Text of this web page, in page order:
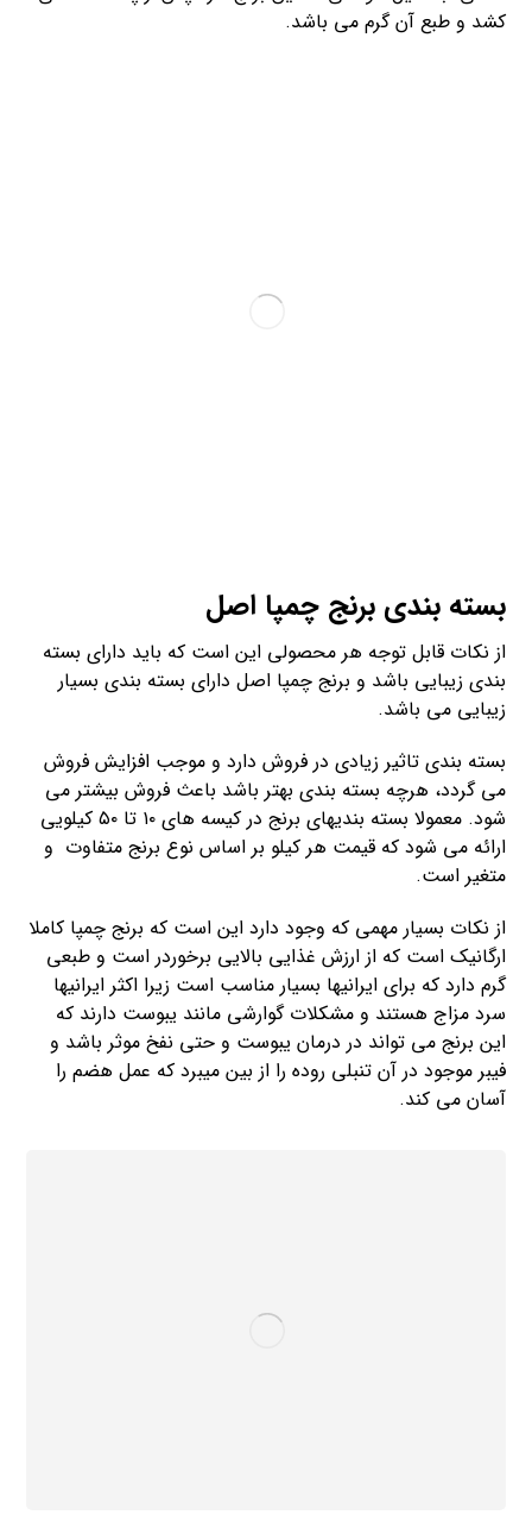
کشد و طبع آن گرم می باشد.
بسته بندی برنج چمپا اصل
از نکات قابل توجه هر محصولی این است که باید دارای بسته
بندی زیبایی باشد و برنج چمپا اصل دارای بسته بندی بسیار
زیبایی می باشد.
بسته بندی تاثیر زیادی در فروش دارد و موجب افزایش فروش
می گردد، هرچه بسته بندی بهتر باشد باعث فروش بیشتر می
شود. معمولا بسته بندیهای برنج در کیسه های ۱۰ تا ۵۰ کیلویی
ارائه می شود که قیمت هر کیلو بر اساس نوع برنج متفاوت و
متغیر است.
از نکات بسیار مهمی که وجود دارد این است که برنج چمپا کاملا
ارگانیک است که از ارزش غذایی بالایی برخوردر است و طبعی
گرم دارد که برای ایرانیها بسیار مناسب است زیرا اکثر ایرانیها
سرد مزاج هستند و مشکلات گوارشی مانند یبوست دارند که
این برنج می تواند در درمان یبوست و حتی نفخ موثر باشد و
فیبر موجود در آن تنبلی روده را از بین میبرد که عمل هضم را
آسان می کند.